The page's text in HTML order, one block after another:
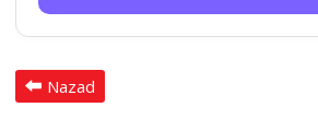
Nazad